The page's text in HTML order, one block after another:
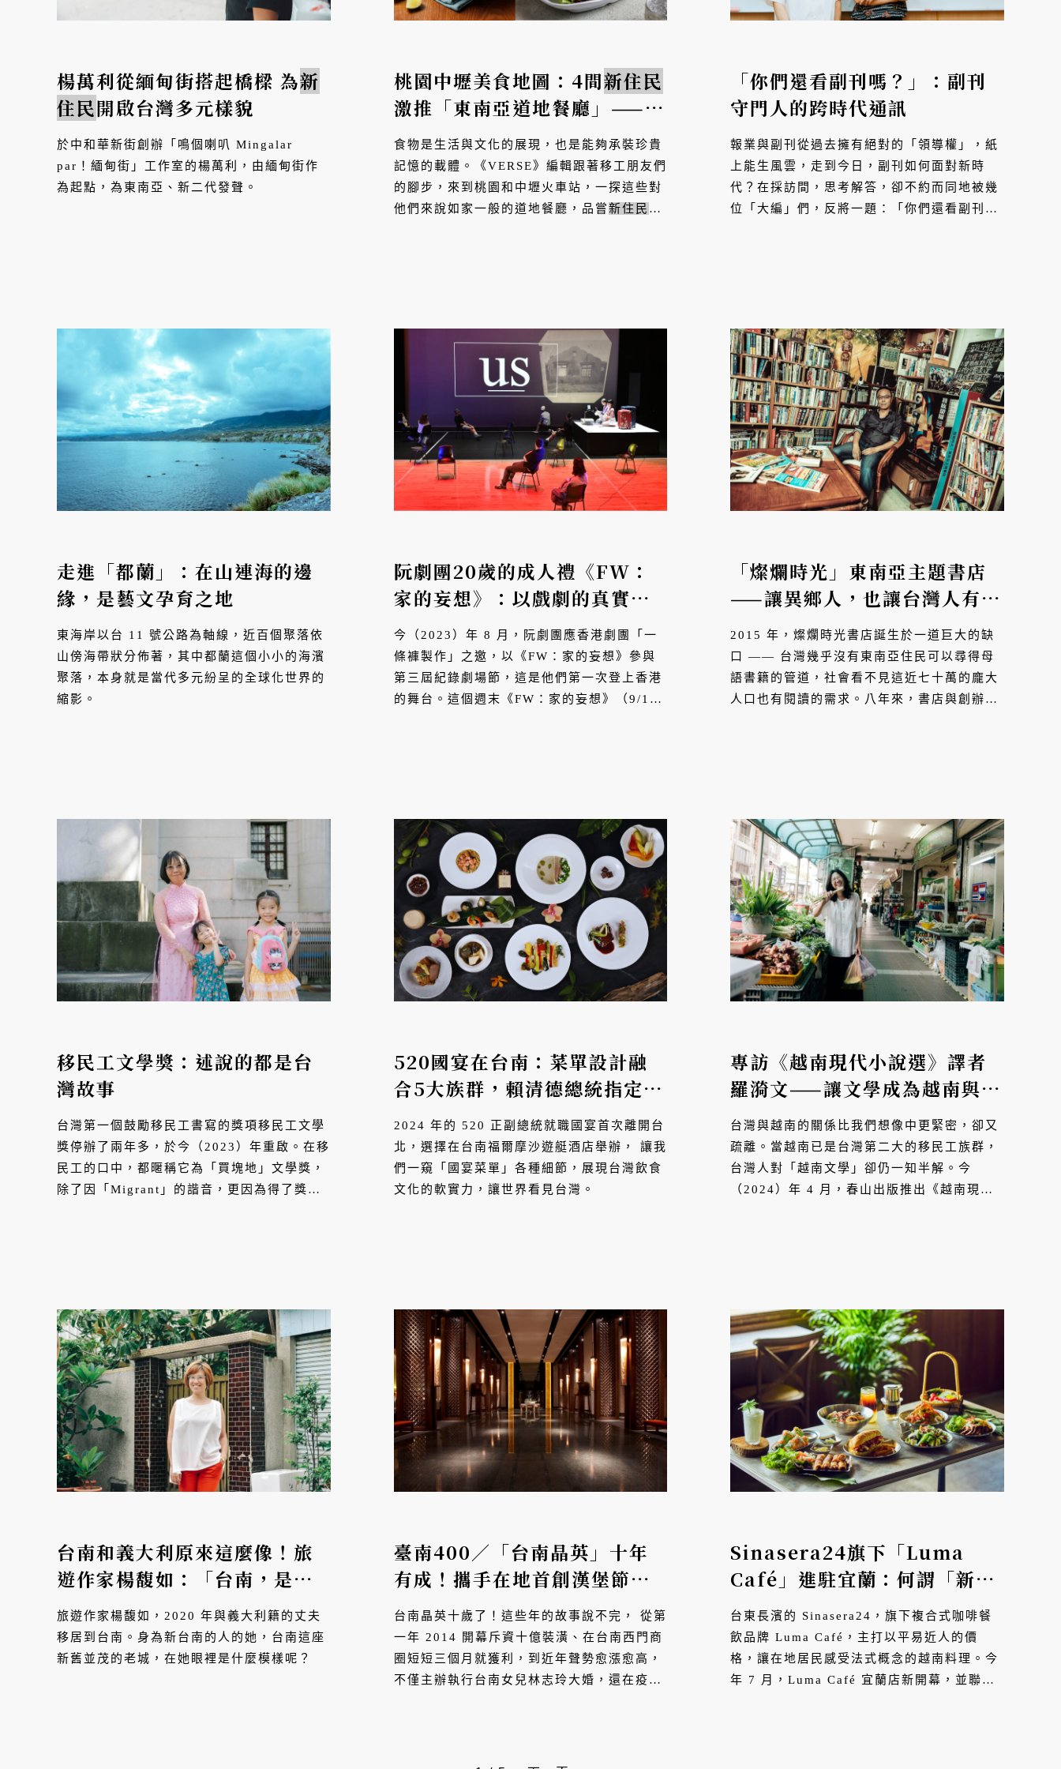
楊萬利從緬甸街搭起橋樑 為新
住民開啟台灣多元樣貌
於中和華新街創辦「鳴個喇叭 Mingalar
par！緬甸街」工作室的楊萬利，由緬甸街作
為起點，為東南亞、新二代發聲。
桃園中壢美食地圖：4間新住民
激推「東南亞道地餐廳」——從
20年泰式老店到越南網紅主廚
的家鄉味
食物是生活與文化的展現，也是能夠承裝珍貴
記憶的載體。《VERSE》編輯跟著移工朋友們
的腳步，來到桃園和中壢火車站，一探這些對
他們來說如家一般的道地餐廳，品嘗新住民 老
「你們還看副刊嗎？」：副刊
守門人的跨時代通訊
報業與副刊從過去擁有絕對的「領導權」，紙
上能生風雲，走到今日，副刊如何面對新時
代？在採訪間，思考解答，卻不約而同地被幾
位「大編」們，反將一題：「你們還看副刊
走進「都蘭」：在山連海的邊
緣，是藝文孕育之地
東海岸以台 11 號公路為軸線，近百個聚落依
山傍海帶狀分佈著，其中都蘭這個小小的海濱
聚落，本身就是當代多元紛呈的全球化世界的
縮影。
阮劇團20歲的成人禮《FW：
家的妄想》：以戲劇的真實，
記錄離開或留下的足跡
今（2023）年 8 月，阮劇團應香港劇團「一
條褲製作」之邀，以《FW：家的妄想》參與
第三屆紀錄劇場節，這是他們第一次登上香港
的舞台。這個週末《FW：家的妄想》（9/16
「燦爛時光」東南亞主題書店
——讓異鄉人，也讓台灣人有更
多選擇
2015 年，燦爛時光書店誕生於一道巨大的缺
口 —— 台灣幾乎沒有東南亞住民可以尋得母
語書籍的管道，社會看不見這近七十萬的龐大
人口也有閱讀的需求。八年來，書店與創辦人
移民工文學獎：述說的都是台
灣故事
台灣第一個鼓勵移民工書寫的獎項移民工文學
獎停辦了兩年多，於今（2023）年重啟。在移
民工的口中，都暱稱它為「買塊地」文學獎，
除了因「Migrant」的諧音，更因為得了獎金
520國宴在台南：菜單設計融
合5大族群，賴清德總統指定
「茶之魔手珍奶配蝦仁飯」、
滷味、東泉辣椒醬創意融入8道
菜
2024 年的 520 正副總統就職國宴首次離開台
北，選擇在台南福爾摩沙遊艇酒店舉辦， 讓我
們一窺「國宴菜單」各種細節，展現台灣飲食
文化的軟實力，讓世界看見台灣。
專訪《越南現代小說選》譯者
羅漪文——讓文學成為越南與台
灣的橋樑
台灣與越南的關係比我們想像中更緊密，卻又
疏離。當越南已是台灣第二大的移民工族群，
台灣人對「越南文學」卻仍一知半解。今
（2024）年 4 月，春山出版推出《越南現代
台南和義大利原來這麼像！旅
遊作家楊馥如：「台南，是一
個挑人住的地方。」
旅遊作家楊馥如，2020 年與義大利籍的丈夫
移居到台南。身為新台南的人的她，台南這座
新舊並茂的老城，在她眼裡是什麼模樣呢？
臺南400／「台南晶英」十年
有成！攜手在地首創漢堡節、
霸道趴⋯食藝新體驗，專注永
續成台灣首家健康旅遊認證旅
店
台南晶英十歲了！這些年的故事說不完， 從第
一年 2014 開幕斥資十億裝潢、在台南西門商
圈短短三個月就獲利，到近年聲勢愈漲愈高，
不僅主辦執行台南女兒林志玲大婚，還在疫情
Sinasera24旗下「Luma
Café」進駐宜蘭：何謂「新越
式料理」？探索在地咖啡館的
多元食尚
台東長濱的 Sinasera24，旗下複合式咖啡餐
飲品牌 Luma Café，主打以平易近人的價
格，讓在地居民感受法式概念的越南料理。今
年 7 月，Luma Café 宜蘭店新開幕，並聯手